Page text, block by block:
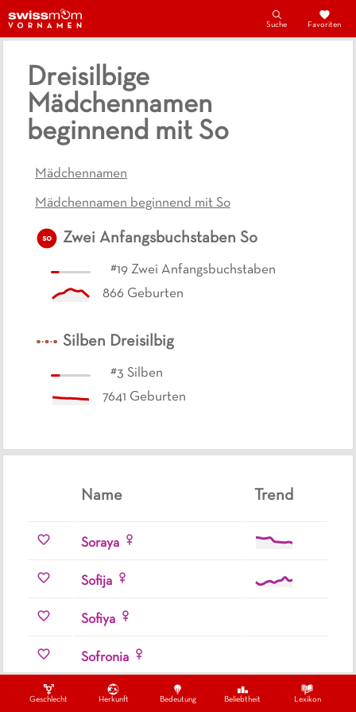
Geschlecht Herkunft Bedeutung Beliebtheit Lexikon
Suche Favoriten
Dreisilbige
Mädchennamen
beginnend mit So
Mädchennamen
Mädchennamen beginnend mit So
so Zwei Anfangsbuchstaben So
#19 Zwei Anfangsbuchstaben
866 Geburten
Silben Dreisilbig
#3 Silben
7641 Geburten
Name Trend
Soraya
Sofija
Sofiya
Sofronia
Solana